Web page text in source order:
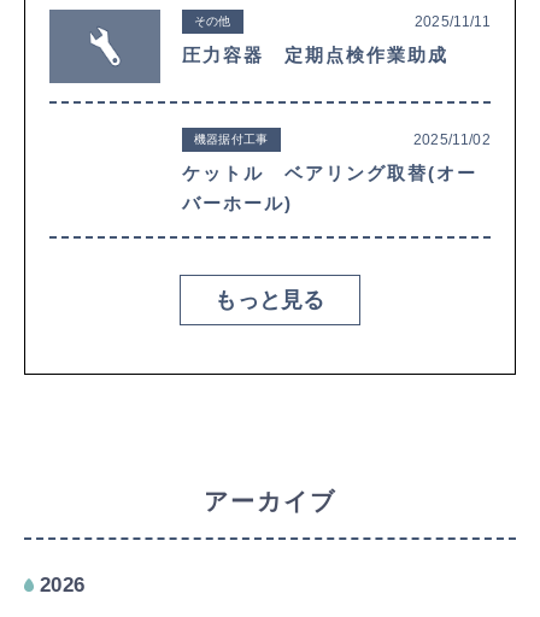
その他 2025/11/11
圧力容器 定期点検作業助成
機器据付工事 2025/11/02
ケットル ベアリング取替(オー
バーホール)
もっと見る
アーカイブ
2026